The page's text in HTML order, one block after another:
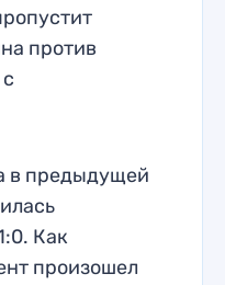
против
в предыдущей
Как
произошел